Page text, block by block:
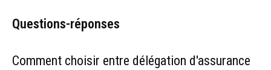
Questions-réponses
Comment choisir entre délégation d'assurance